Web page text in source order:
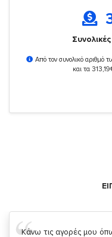
Από τον συνολικό αριθμό
και τα
Σας ευχαριστώ που μας